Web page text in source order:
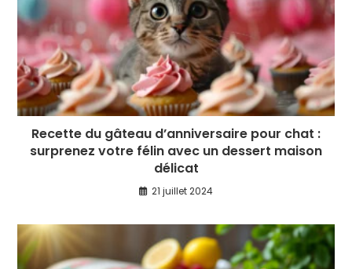
Recette du gâteau d’anniversaire pour chat :
surprenez votre félin avec un dessert maison
délicat
21 juillet 2024